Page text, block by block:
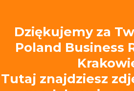
Dziękujemy za
Poland Business
Tutaj znajdziesz